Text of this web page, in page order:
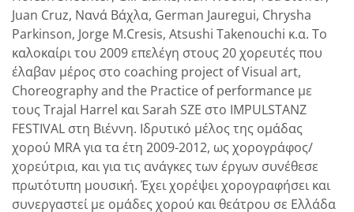
Juan Cruz, Nανά Βάχλα, German Jauregui, Chrysha
Parkinson, Jorge M.Cresis, Atsushi Takenouchi κ.α. Το
καλοκαίρι του 2009 επελέγη στους 20 χορευτές που
έλαβαν μέρος στο coaching project of Visual art,
Choreography and the Practice of performance με
τους Trajal Harrel και Sarah SZE στο ΙMPULSTANZ
FESTIVAL στη Βιέννη. Ιδρυτικό μέλος της ομάδας
χορού ΜRA για τα έτη 2009-2012, ως χορογράφος/
χορεύτρια, και για τις ανάγκες των έργων συνέθεσε
πρωτότυπη μουσική. Έχει χορέψει χορογραφήσει και
συνεργαστεί με ομάδες χορού και θεάτρου σε Ελλάδα